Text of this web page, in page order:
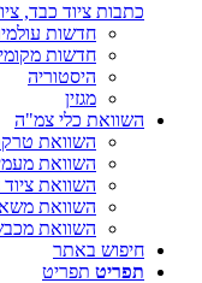
כתבות ציוד כבד,
חדשות
חדשות
היסטוריה
מגזין
השוואת כלי צמ"ה
השוואת
השוואת
השוואת
השוואת
השוואת
חיפוש באתר
תפריט תפריט